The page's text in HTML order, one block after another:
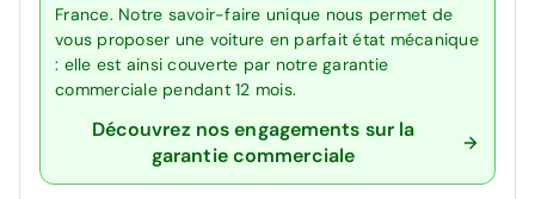
France. Notre savoir-faire unique nous permet de
vous proposer une voiture en parfait état mécanique
: elle est ainsi couverte par notre garantie
commerciale pendant 12 mois.
Découvrez nos engagements sur la
garantie commerciale